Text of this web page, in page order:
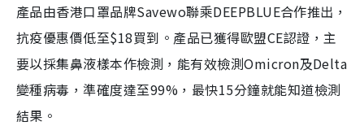
產品由香港口罩品牌Savewo聯乘DEEPBLUE合作推出，
抗疫優惠價低至$18買到。產品已獲得歐盟CE認證，主
要以採集鼻液樣本作檢測，能有效檢測Omicron及Delta
變種病毒，準確度達至99%，最快15分鐘就能知道檢測
結果。